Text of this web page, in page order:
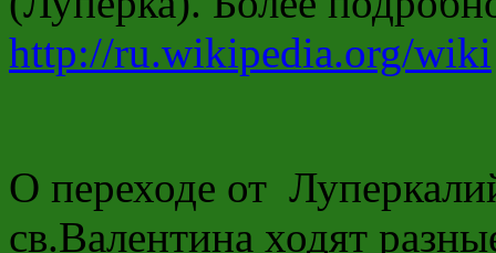
http://ru.wikipedia.org/wiki
О переходе от
св.Валентина ходят